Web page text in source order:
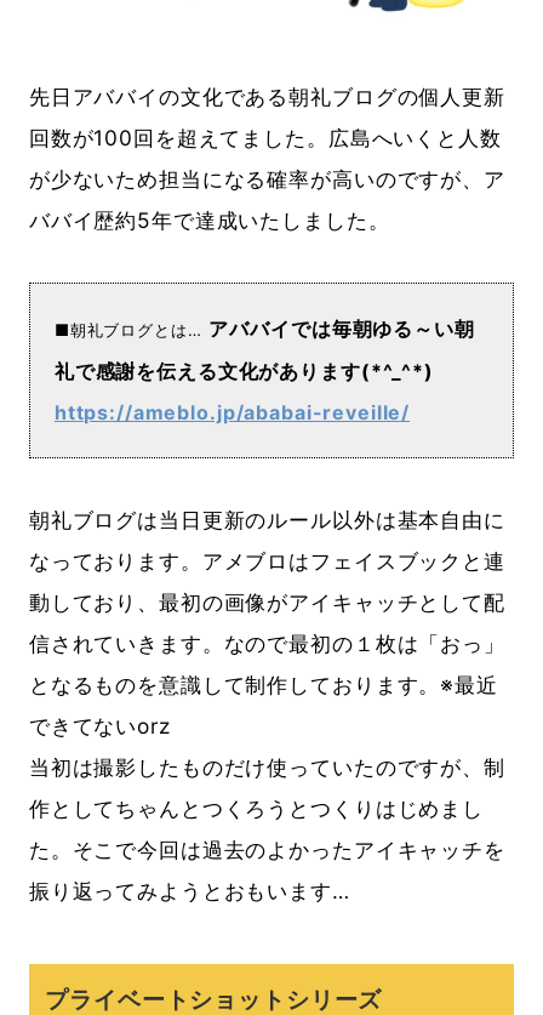
先日アババイの文化である朝礼ブログの個人更新
回数が100回を超えてました。広島へいくと人数
が少ないため担当になる確率が高いのですが、ア
ババイ歴約5年で達成いたしました。
■朝礼ブログとは… アババイでは毎朝ゆる～い朝
礼で感謝を伝える文化があります(*^_^*)
https://ameblo.jp/ababai-reveille/
朝礼ブログは当日更新のルール以外は基本自由に
なっております。アメブロはフェイスブックと連
動しており、最初の画像がアイキャッチとして配
信されていきます。なので最初の１枚は「おっ」
となるものを意識して制作しております。※最近
できてないorz
当初は撮影したものだけ使っていたのですが、制
作としてちゃんとつくろうとつくりはじめまし
た。そこで今回は過去のよかったアイキャッチを
振り返ってみようとおもいます…
プライベートショットシリーズ